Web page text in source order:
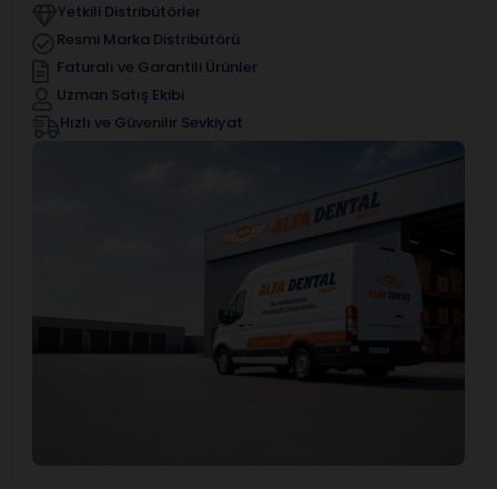
Yetkili Distribütörler
Resmi Marka Distribütörü
Faturalı ve Garantili Ürünler
Uzman Satış Ekibi
Hızlı ve Güvenilir Sevkiyat